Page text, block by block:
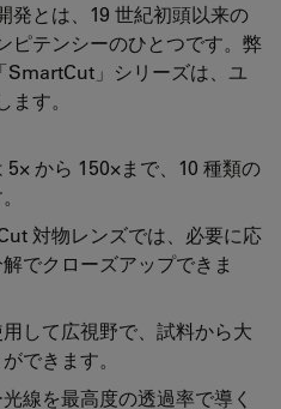
発とは、19 世紀初頭以来の
ピテンシーのひとつです。弊
」シリーズは、ユ
す。
から 150×まで、10 種類の
対物レンズでは、必要に応
でクローズアップできま
して広視野で、試料から大
できます。
線を最高度の透過率で導く